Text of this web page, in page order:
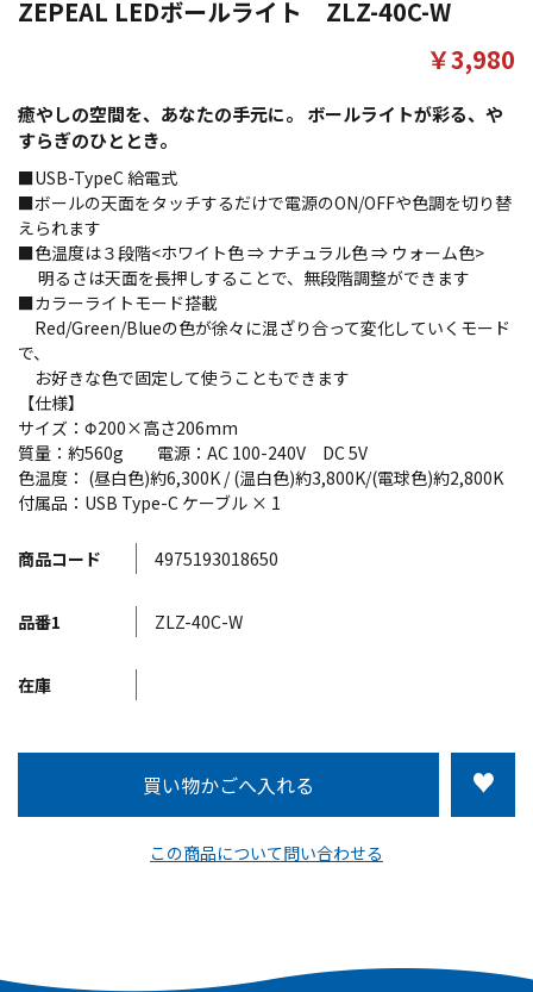
ZEPEAL LEDボールライト ZLZ-40C-W
癒やしの空間を、あなたの手元に。 ボールライトが彩る、や
すらぎのひととき。
￥3,980
商品コード 4975193018650
品番1 ZLZ-40C-W
在庫
この商品について問い合わせる
■USB-TypeC 給電式
■ボールの天面をタッチするだけで電源のON/OFFや色調を切り替
えられます
■色温度は３段階<ホワイト色 ⇒ ナチュラル色 ⇒ ウォーム色>
明るさは天面を長押しすることで、無段階調整ができます
■カラーライトモード搭載
Red/Green/Blueの色が徐々に混ざり合って変化していくモード
で、
お好きな色で固定して使うこともできます
【仕様】
サイズ：Φ200×高さ206mm
質量：約560g 電源：AC 100-240V DC 5V
色温度： (昼白色)約6,300K / (温白色)約3,800K/(電球色)約2,800K
付属品：USB Type-C ケーブル × 1